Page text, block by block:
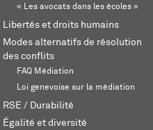
« Les avocats dans les écoles »
Libertés et droits humains
Modes alternatifs de résolution
des conflits
FAQ Médiation
Loi genevoise sur la médiation
RSE / Durabilité
Égalité et diversité